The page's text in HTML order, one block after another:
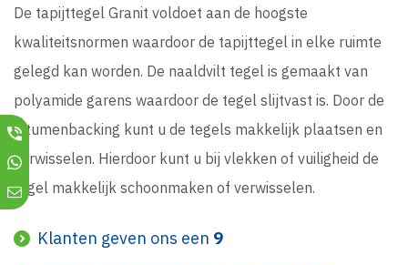
De tapijttegel Granit voldoet aan de hoogste
kwaliteitsnormen waardoor de tapijttegel in elke ruimte
gelegd kan worden. De naaldvilt tegel is gemaakt van
polyamide garens waardoor de tegel slijtvast is. Door de
bitumenbacking kunt u de tegels makkelijk plaatsen en
verwisselen. Hierdoor kunt u bij vlekken of vuiligheid de
tegel makkelijk schoonmaken of verwisselen.
Klanten geven ons een 9